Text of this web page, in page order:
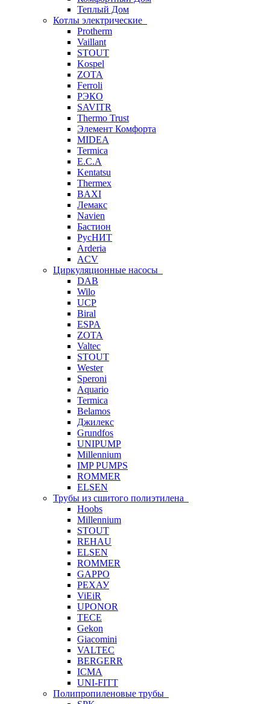
Теплый Дом
Котлы электрические
Protherm
Vaillant
STOUT
Kospel
ZOTA
Ferroli
РЭКО
SAVITR
Thermo Trust
Элемент Комфорта
MIDEA
Termica
E.C.A
Kentatsu
Thermex
BAXI
Лемакс
Navien
Бастион
РусНИТ
Arderia
ACV
Циркуляционные насосы
DAB
Wilo
UCP
Biral
ESPA
ZOTA
Valtec
STOUT
Wester
Speroni
Aquario
Termica
Belamos
Джилекс
Grundfos
UNIPUMP
Millennium
IMP PUMPS
ROMMER
ELSEN
Трубы из сшитого полиэтилена
Hoobs
Millennium
STOUT
REHAU
ELSEN
ROMMER
GAPPO
РЕХАУ
ViEiR
UPONOR
TECE
Gekon
Giacomini
VALTEC
BERGERR
ICMA
UNI-FITT
Полипропиленовые трубы